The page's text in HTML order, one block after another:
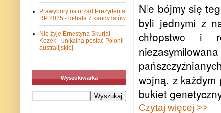
Nie bójmy się
byli jednymi z
chłopstwo i
wojną, z każdym
bukiet
Czytaj więcej >>
Prawybory na urząd Prezydenta
RP 2025 - debata 7 kandydatów
Nie żyje Ernestyna Skurjat-
Kozek - unikalna postać Polonii
australijskiej
Wyszukiwarka